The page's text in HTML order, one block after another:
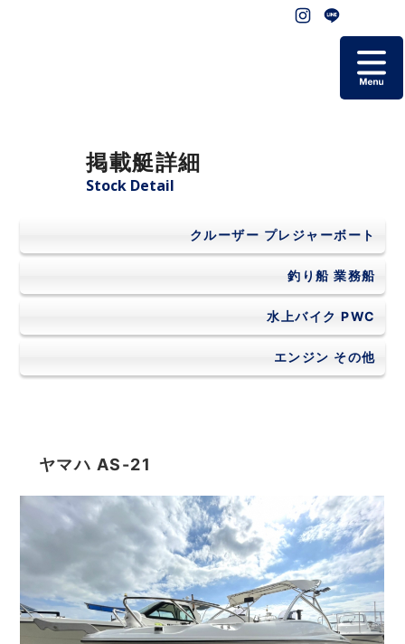
会社概要
よくあるご質問
お問い合わせ
個人情報保護方針
掲載艇詳細
Stock Detail
クルーザー プレジャーボート
釣り船 業務船
水上バイク PWC
エンジン その他
ヤマハ AS-21